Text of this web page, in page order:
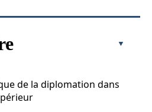
de la diplomation dans